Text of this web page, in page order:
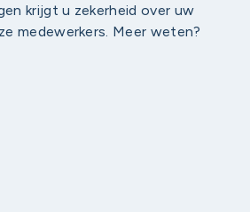
krijgt u zekerheid over uw
medewerkers. Meer weten?